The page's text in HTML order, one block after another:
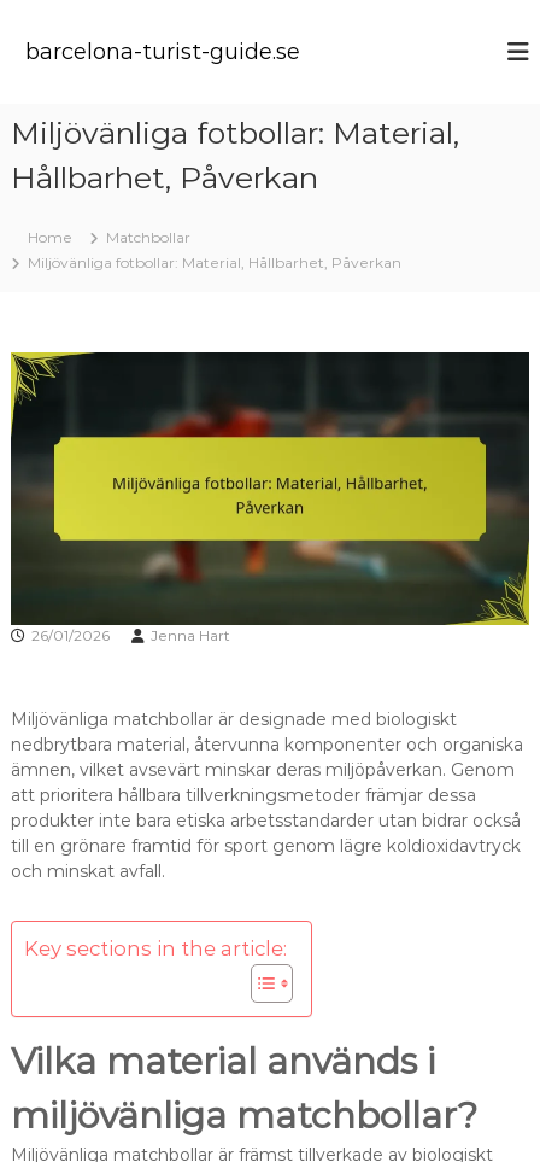
barcelona-turist-guide.se
Miljövänliga fotbollar: Material,
Hållbarhet, Påverkan
Home
Matchbollar
Miljövänliga fotbollar: Material, Hållbarhet, Påverkan
26/01/2026 Jenna Hart
Miljövänliga matchbollar är designade med biologiskt
nedbrytbara material, återvunna komponenter och organiska
ämnen, vilket avsevärt minskar deras miljöpåverkan. Genom
att prioritera hållbara tillverkningsmetoder främjar dessa
produkter inte bara etiska arbetsstandarder utan bidrar också
till en grönare framtid för sport genom lägre koldioxidavtryck
och minskat avfall.
Key sections in the article:
Vilka material används i
miljövänliga matchbollar?
Miljövänliga matchbollar är främst tillverkade av biologiskt